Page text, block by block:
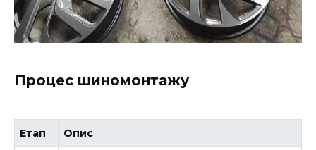
Процес шиномонтажу
Етап Опис